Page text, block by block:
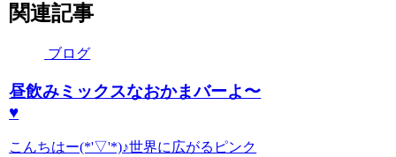
関連記事
ブログ
昼飲みミックスなおかまバーよ〜
♥️
こんちはー(*'▽'*)♪世界に広がるピンク